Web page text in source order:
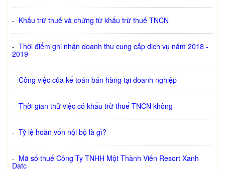
- Khấu trừ thuế và chứng từ khấu trừ thuế TNCN
- Thời điểm ghi nhận doanh thu cung cấp dịch vụ năm 2018 -
2019
- Công việc của kế toán bán hàng tại doanh nghiệp
- Thời gian thử việc có khấu trừ thuế TNCN không
- Tỷ lệ hoàn vốn nội bộ là gì?
- Mã số thuế Công Ty TNHH Một Thành Viên Resort Xanh
Datc